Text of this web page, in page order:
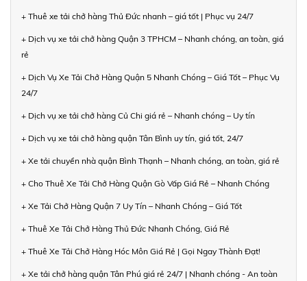
+ Thuê xe tải chở hàng Thủ Đức nhanh – giá tốt | Phục vụ 24/7
+ Dịch vụ xe tải chở hàng Quận 3 TPHCM – Nhanh chóng, an toàn, giá
rẻ
+ Dịch Vụ Xe Tải Chở Hàng Quận 5 Nhanh Chóng – Giá Tốt – Phục Vụ
24/7
+ Dịch vụ xe tải chở hàng Củ Chi giá rẻ – Nhanh chóng – Uy tín
+ Dịch vụ xe tải chở hàng quận Tân Bình uy tín, giá tốt, 24/7
+ Xe tải chuyển nhà quận Bình Thạnh – Nhanh chóng, an toàn, giá rẻ
+ Cho Thuê Xe Tải Chở Hàng Quận Gò Vấp Giá Rẻ – Nhanh Chóng
+ Xe Tải Chở Hàng Quận 7 Uy Tín – Nhanh Chóng – Giá Tốt
+ Thuê Xe Tải Chở Hàng Thủ Đức Nhanh Chóng, Giá Rẻ
+ Thuê Xe Tải Chở Hàng Hóc Môn Giá Rẻ | Gọi Ngay Thành Đạt!
+ Xe tải chở hàng quận Tân Phú giá rẻ 24/7 | Nhanh chóng - An toàn